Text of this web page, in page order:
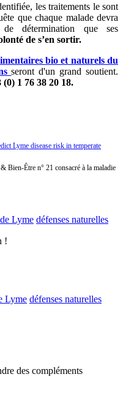
les traitements le sont
que chaque malade devra
de détermination que ses
de s’en sortir.
bio et naturels du
seront d'un grand soutient.
(0) 1 76 38 20 18.
Lyme disease risk in temperate
Bien-Être n° 21 consacré à la maladie
Lyme défenses naturelles
Lyme défenses naturelles
des compléments